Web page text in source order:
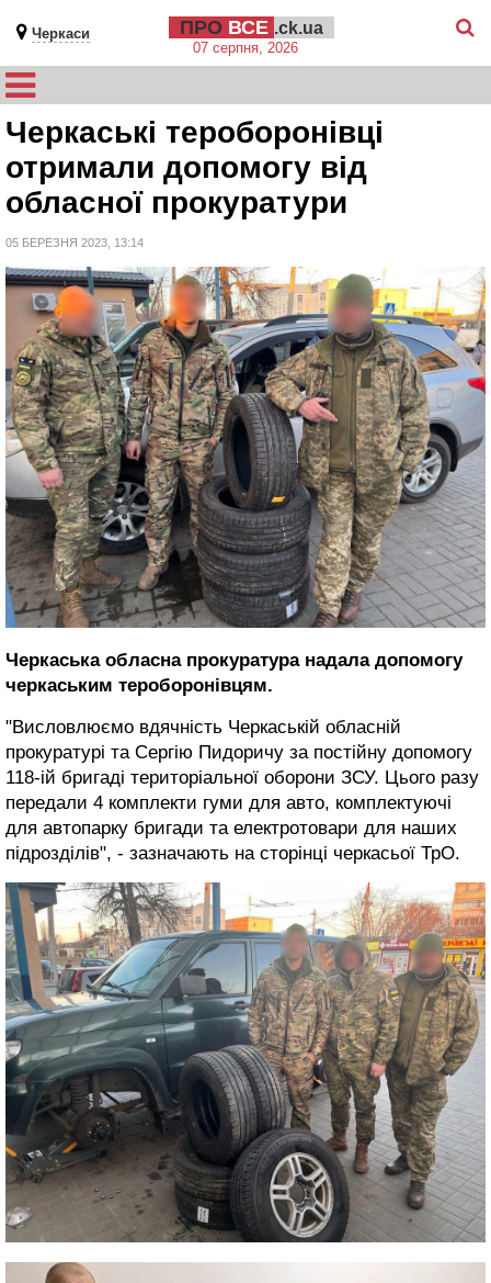
Черкаси ПРО ВСЕ .ck.ua
07 серпня, 2026
Черкаські тероборонівці
отримали допомогу від
обласної прокуратури
05 БЕРЕЗНЯ 2023, 13:14
Черкаська обласна прокуратура надала допомогу
черкаським тероборонівцям.
"Висловлюємо вдячність Черкаській обласній
прокуратурі та Сергію Пидоричу за постійну допомогу
118-ій бригаді територіальної оборони ЗСУ. Цього разу
передали 4 комплекти гуми для авто, комплектуючі
для автопарку бригади та електротовари для наших
підрозділів", - зазначають на сторінці черкасьої ТрО.